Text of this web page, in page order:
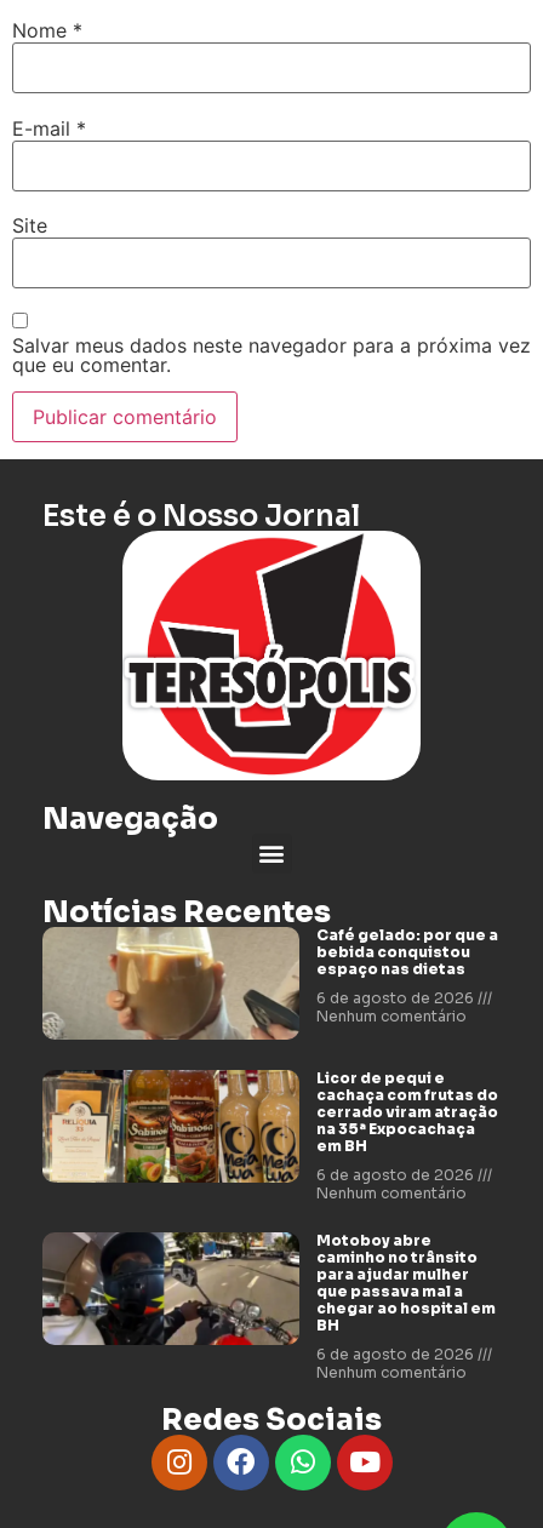
Nome *
E-mail *
Site
Salvar meus dados neste navegador para a próxima vez
que eu comentar.
Este é o Nosso Jornal
Navegação
Notícias Recentes
Café gelado: por que a
bebida conquistou
espaço nas dietas
6 de agosto de 2026
Nenhum comentário
Licor de pequi e
cachaça com frutas do
cerrado viram atração
na 35ª Expocachaça
em BH
6 de agosto de 2026
Nenhum comentário
Motoboy abre
caminho no trânsito
para ajudar mulher
que passava mal a
chegar ao hospital em
BH
6 de agosto de 2026
Nenhum comentário
Redes Sociais